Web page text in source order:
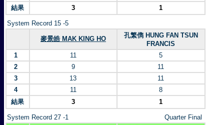
結果
3 1
System Record 15 -5
麥景皓 MAK KING HO
孔繁儁 HUNG FAN TSUN
FRANCIS
1
11
5
2
9
11
3
13
11
4
11
8
結果
3 1
System Record 27 -1 Quarter Final